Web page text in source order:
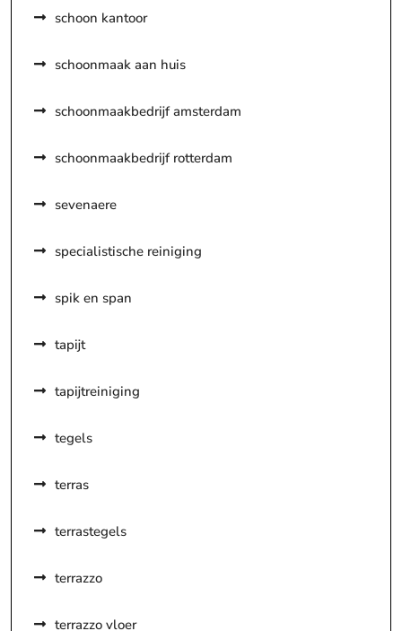
schoon kantoor
schoonmaak aan huis
schoonmaakbedrijf amsterdam
schoonmaakbedrijf rotterdam
sevenaere
specialistische reiniging
spik en span
tapijt
tapijtreiniging
tegels
terras
terrastegels
terrazzo
terrazzo vloer